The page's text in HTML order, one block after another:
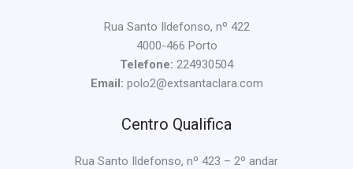
Rua Santo Ildefonso, nº 422
4000-466 Porto
Telefone: 224930504
Email: polo2@extsantaclara.com
Centro Qualifica
Rua Santo Ildefonso, nº 423 – 2º andar